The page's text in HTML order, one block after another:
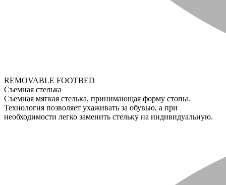
REMOVABLE FOOTBED
Съемная стелька
Съемная мягкая стелька, принимающая форму стопы.
Технология позволяет ухаживать за обувью, а при
необходимости легко заменить стельку на индивидуальную.